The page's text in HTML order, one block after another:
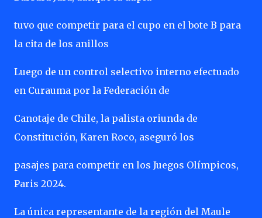
tuvo que competir para el cupo en el bote B para
la cita de los anillos
Luego de un control selectivo interno efectuado
en Curauma por la Federación de
Canotaje de Chile, la palista oriunda de
Constitución, Karen Roco, aseguró los
pasajes para competir en los Juegos Olímpicos,
Paris 2024.
La única representante de la región del Maule